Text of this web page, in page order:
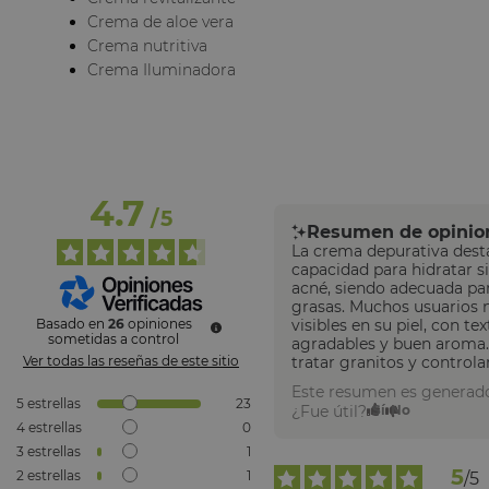
Crema de aloe vera
Crema nutritiva
Crema Iluminadora
4.7/5
Basado en 26 opiniones
sometidas a control
Ver todas las reseñas de este sitio
5 estrellas
23
4 estrellas
0
3 estrellas
1
2 estrellas 1
Resumen de
La crema depurativa
capacidad para hidratar
acné, siendo adecuada
grasas. Muchos usuarios
visibles en su piel, con
agradables y buen
tratar granitos y
Este resumen es
¿Fue útil? Sí No
5/5